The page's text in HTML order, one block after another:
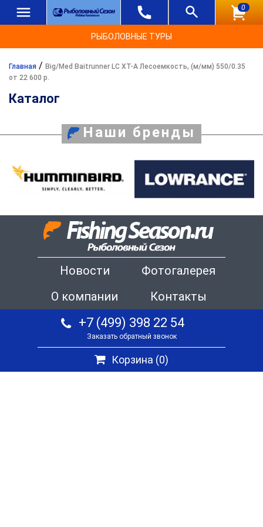
0
РЫБОЛОВНЫЕ ТУРЫ
Главная / Big/Med Baitrunner LC XT-A Лесоемкость, (м/мм) 550/0.35
от 22 600 р.
Каталог
Наши бренды
Новости
Фотогалерея
О компании
Контакты
+7 (499) 398 22 54
Заказать обратный звонок
Корзина (0)